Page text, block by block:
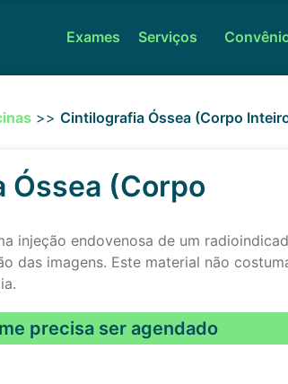
Exames Serviços
>> Cintilografia Óssea (Corpo
Óssea (Corpo
injeção endovenosa de um
das imagens. Este material não
precisa ser agendado